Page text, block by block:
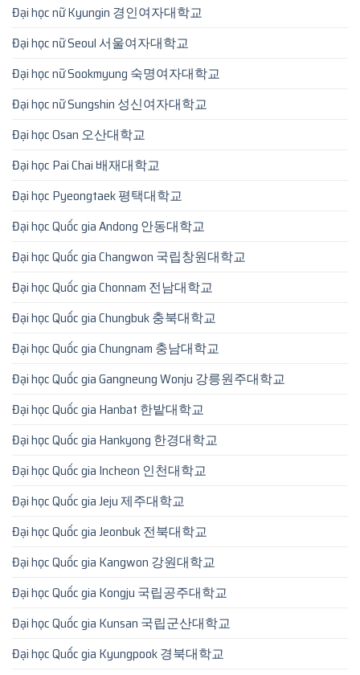
Đại học nữ Kyungin 경인여자대학교
Đại học nữ Seoul 서울여자대학교
Đại học nữ Sookmyung 숙명여자대학교
Đại học nữ Sungshin 성신여자대학교
Đại học Osan 오산대학교
Đại học Pai Chai 배재대학교
Đại học Pyeongtaek 평택대학교
Đại học Quốc gia Andong 안동대학교
Đại học Quốc gia Changwon 국립창원대학교
Đại học Quốc gia Chonnam 전남대학교
Đại học Quốc gia Chungbuk 충북대학교
Đại học Quốc gia Chungnam 충남대학교
Đại học Quốc gia Gangneung Wonju 강릉원주대학교
Đại học Quốc gia Hanbat 한밭대학교
Đại học Quốc gia Hankyong 한경대학교
Đại học Quốc gia Incheon 인천대학교
Đại học Quốc gia Jeju 제주대학교
Đại học Quốc gia Jeonbuk 전북대학교
Đại học Quốc gia Kangwon 강원대학교
Đại học Quốc gia Kongju 국립공주대학교
Đại học Quốc gia Kunsan 국립군산대학교
Đại học Quốc gia Kyungpook 경북대학교